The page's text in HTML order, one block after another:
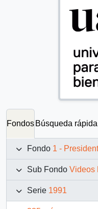
Fondos Búsqueda rápida
Fondo 1 - Presidente
Sub Fondo Videos
Serie 1991